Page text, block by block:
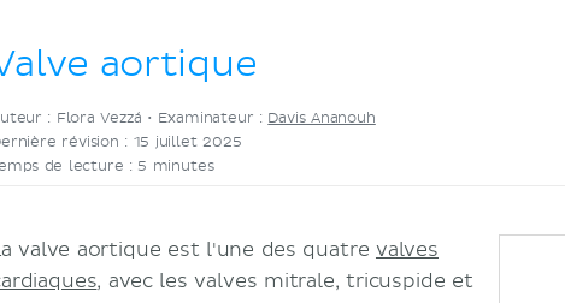
aortique
: Flora Vezzá • Examinateur : Davis Ananouh
révision : 15 juillet 2025
de lecture : 5 minutes
valve aortique est l'une des quatre valves
, avec les valves mitrale, tricuspide et